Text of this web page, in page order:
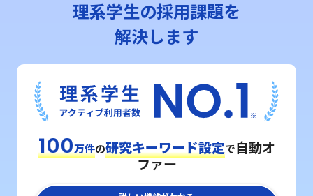
理系学⽣の採用課題を
解決します
100万件の研究キーワード設定で自動オ
ファー